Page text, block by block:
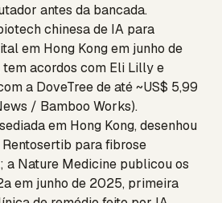
antes da bancada.
chinesa de IA para
em Hong Kong em junho de
tem acordos com Eli Lilly e
a DoveTree de até ~US$ 5,99
/ Bamboo Works).
em Hong Kong, desenhou
para fibrose
a Nature Medicine publicou os
em junho de 2025, primeira